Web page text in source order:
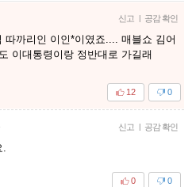
신고 | 공감 확인
따까리인 이인*이였죠.... 매블쇼 김어
이대통령이랑 정반대로 가길래
0
12
신고 | 공감 확인
0
0